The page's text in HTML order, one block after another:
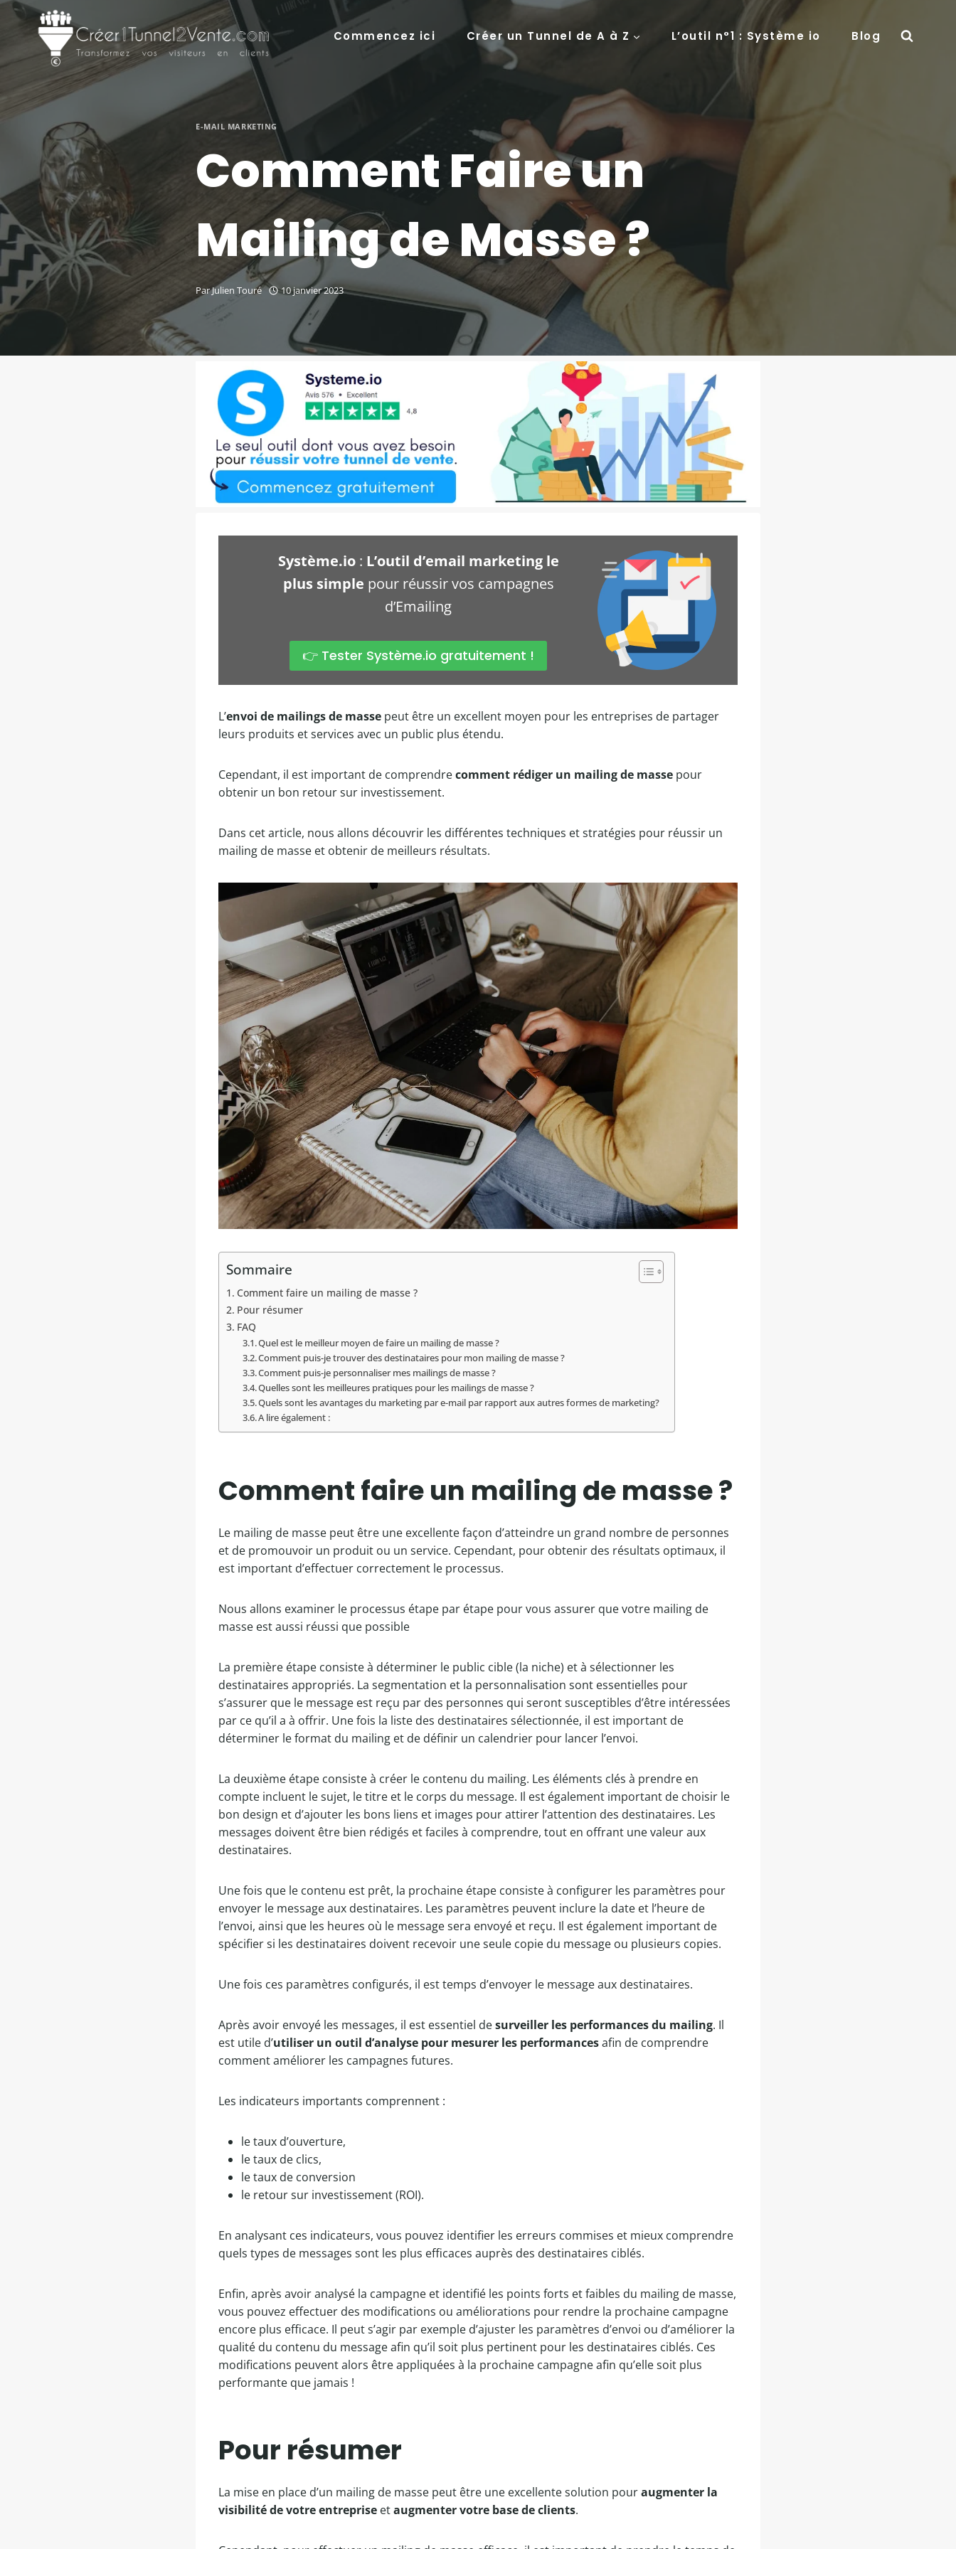
Aller
contenu
Commencez ici Créer un Tunnel de A à Z L’outil n°1 : Système io Blog
E-MAIL MARKETING
Comment Faire un
Mailing de Masse ?
ParJulien Touré 10 janvier 2023
Système.io: L’outil d’email marketing le
plus simple pour réussir vos campagnes
d’Emailing
👉 Tester Système.io gratuitement !
L’envoi de mailings de masse peut être un excellent moyen pour les entreprises de partager
leurs produits et services avec un public plus étendu.
Cependant, il est important de comprendrecomment rédiger un mailing de masse pour
obtenir un bon retour sur investissement.
Dans cet article, nous allons découvrir les différentes techniques et stratégies pour réussir un
mailing de masse et obtenir de meilleurs résultats.
Sommaire
Comment faire un mailing de masse ?
Pour résumer
FAQ
Quel est le meilleur moyen de faire un mailing de masse ?
Comment puis-je trouver des destinataires pour mon mailing de masse ?
Comment puis-je personnaliser mes mailings de masse ?
Quelles sont les meilleures pratiques pour les mailings de masse ?
Quels sont les avantages du marketing par e-mail par rapport aux autres formes de marketing?
A lire également :
Comment faire un mailing de masse ?
Le mailing de masse peut être une excellente façon d’atteindre un grand nombre de personnes
et de promouvoir un produit ou un service. Cependant, pour obtenir des résultats optimaux, il
est important d’effectuer correctement le processus.
Nous allons examiner le processus étape par étape pour vous assurer que votre mailing de
masse est aussi réussi que possible
La première étape consiste à déterminer le public cible (la niche) et à sélectionner les
destinataires appropriés. La segmentation et la personnalisation sont essentielles pour
s’assurer que le message est reçu par des personnes qui seront susceptibles d’être intéressées
par ce qu’il a à offrir. Une fois la liste des destinataires sélectionnée, il est important de
déterminer le format du mailing et de définir un calendrier pour lancer l’envoi.
La deuxième étape consiste à créer le contenu du mailing. Les éléments clés à prendre en
compte incluent le sujet, le titre et le corps du message. Il est également important de choisir le
bon design et d’ajouter les bons liens et images pour attirer l’attention des destinataires. Les
messages doivent être bien rédigés et faciles à comprendre, tout en offrant une valeur aux
destinataires.
Une fois que le contenu est prêt, la prochaine étape consiste à configurer les paramètres pour
envoyer le message aux destinataires. Les paramètres peuvent inclure la date et l’heure de
l’envoi, ainsi que les heures où le message sera envoyé et reçu. Il est également important de
spécifier si les destinataires doivent recevoir une seule copie du message ou plusieurs copies.
Une fois ces paramètres configurés, il est temps d’envoyer le message aux destinataires.
Après avoir envoyé les messages, il est essentiel desurveiller les performances du mailing. Il
est utile d’utiliser un outil d’analyse pour mesurer les performancesafin de comprendre
comment améliorer les campagnes futures.
Les indicateurs importants comprennent :
le taux d’ouverture,
le taux de clics,
le taux de conversion
le retour sur investissement (ROI).
En analysant ces indicateurs, vous pouvez identifier les erreurs commises et mieux comprendre
quels types de messages sont les plus efficaces auprès des destinataires ciblés.
Enfin, après avoir analysé la campagne et identifié les points forts et faibles du mailing de masse,
vous pouvez effectuer des modifications ou améliorations pour rendre la prochaine campagne
encore plus efficace. Il peut s’agir par exemple d’ajuster les paramètres d’envoi ou d’améliorer la
qualité du contenu du message afin qu’il soit plus pertinent pour les destinataires ciblés. Ces
modifications peuvent alors être appliquées à la prochaine campagne afin qu’elle soit plus
performante que jamais !
Pour résumer
La mise en place d’un mailing de masse peut être une excellente solution pouraugmenter la
visibilité de votre entreprise etaugmenter votre base de clients.